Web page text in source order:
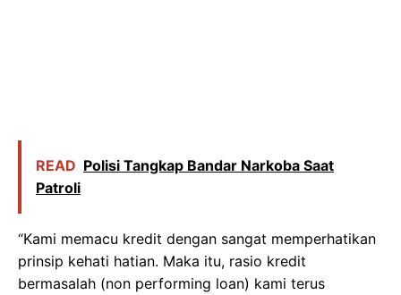
READ Polisi Tangkap Bandar Narkoba Saat
Patroli
“Kami memacu kredit dengan sangat memperhatikan
prinsip kehati hatian. Maka itu, rasio kredit
bermasalah (non performing loan) kami terus